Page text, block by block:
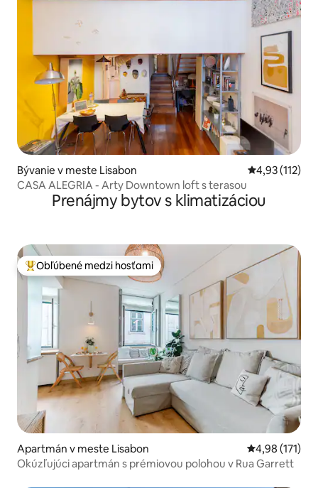
Bývanie v meste Lisabon Priemerné
4,93 (112)
CASA ALEGRIA - Arty Downtown loft s terasou
Prenájmy bytov s klimatizáciou
Najobľúbenejšie medzi hosťami
Obľúbené medzi hosťami
Apartmán v meste Lisabon Priemerné
4,98 (171)
Okúzľujúci apartmán s prémiovou polohou v Rua Garrett